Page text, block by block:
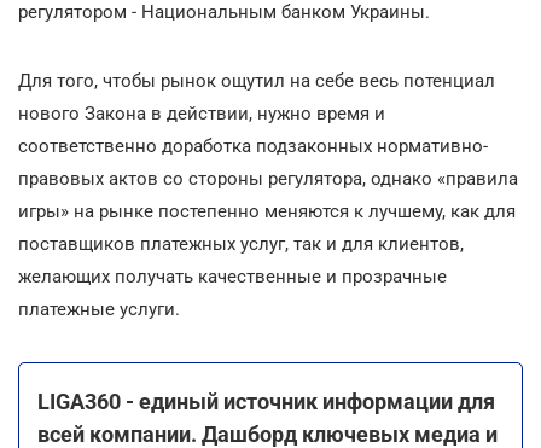
регулятором - Национальным банком Украины.
Для того, чтобы рынок ощутил на себе весь потенциал
нового Закона в действии, нужно время и
соответственно доработка подзаконных нормативно-
правовых актов со стороны регулятора, однако «правила
игры» на рынке постепенно меняются к лучшему, как для
поставщиков платежных услуг, так и для клиентов,
желающих получать качественные и прозрачные
платежные услуги.
LIGA360 - единый источник информациидля
всей компании. Дашборд ключевых медиа и